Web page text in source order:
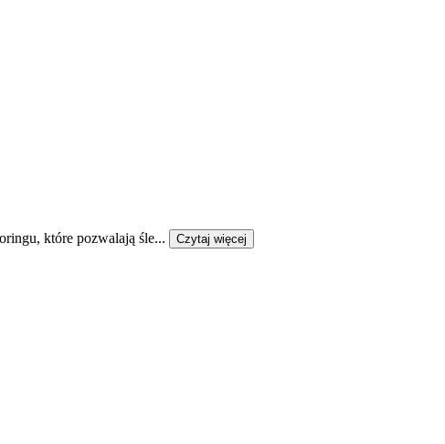
które pozwalają śle... Czytaj więcej